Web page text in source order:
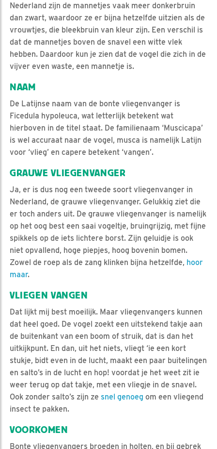
Nederland zijn de mannetjes vaak meer donkerbruin
dan zwart, waardoor ze er bijna hetzelfde uitzien als de
vrouwtjes, die bleekbruin van kleur zijn. Een verschil is
dat de mannetjes boven de snavel een witte vlek
hebben. Daardoor kun je zien dat de vogel die zich in de
vijver even waste, een mannetje is.
NAAM
De Latijnse naam van de bonte vliegenvanger is
Ficedula hypoleuca, wat letterlijk betekent wat
hierboven in de titel staat. De familienaam ‘Muscicapa’
is wel accuraat naar de vogel, musca is namelijk Latijn
voor ‘vlieg’ en capere betekent ‘vangen’.
GRAUWE VLIEGENVANGER
Ja, er is dus nog een tweede soort vliegenvanger in
Nederland, de grauwe vliegenvanger. Gelukkig ziet die
er toch anders uit. De grauwe vliegenvanger is namelijk
op het oog best een saai vogeltje, bruingrijzig, met fijne
spikkels op de iets lichtere borst. Zijn geluidje is ook
niet opvallend, hoge piepjes, hoog bovenin bomen.
Zowel de roep als de zang klinken bijna hetzelfde, hoor
maar.
VLIEGEN VANGEN
Dat lijkt mij best moeilijk. Maar vliegenvangers kunnen
dat heel goed. De vogel zoekt een uitstekend takje aan
de buitenkant van een boom of struik, dat is dan het
uitkijkpunt. En dan, uit het niets, vliegt ‘ie een kort
stukje, bidt even in de lucht, maakt een paar buitelingen
en salto’s in de lucht en hop! voordat je het weet zit ie
weer terug op dat takje, met een vliegje in de snavel.
Ook zonder salto’s zijn ze snel genoeg om een vliegend
insect te pakken.
VOORKOMEN
Bonte vliegenvangers broeden in holten, en bij gebrek